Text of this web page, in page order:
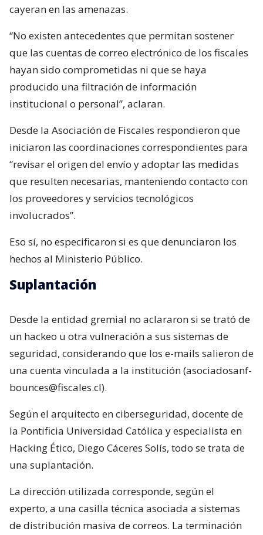
cayeran en las amenazas.
“No existen antecedentes que permitan sostener
que las cuentas de correo electrónico de los fiscales
hayan sido comprometidas ni que se haya
producido una filtración de información
institucional o personal”, aclaran.
Desde la Asociación de Fiscales respondieron que
iniciaron las coordinaciones correspondientes para
“revisar el origen del envío y adoptar las medidas
que resulten necesarias, manteniendo contacto con
los proveedores y servicios tecnológicos
involucrados”.
Eso sí, no especificaron si es que denunciaron los
hechos al Ministerio Público.
Suplantación
Desde la entidad gremial no aclararon si se trató de
un hackeo u otra vulneración a sus sistemas de
seguridad, considerando que los e-mails salieron de
una cuenta vinculada a la institución (asociadosanf-
bounces@fiscales.cl).
Según el arquitecto en ciberseguridad, docente de
la Pontificia Universidad Católica y especialista en
Hacking Ético, Diego Cáceres Solís, todo se trata de
una suplantación.
La dirección utilizada corresponde, según el
experto, a una casilla técnica asociada a sistemas
de distribución masiva de correos. La terminación